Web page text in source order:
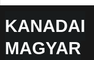
KANADAI
MAGYAR